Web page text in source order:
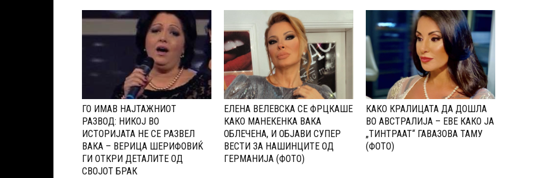
ГО ИМАВ НАЈТАЖНИОТ
РАЗВОД: НИКОЈ ВО
ИСТОРИЈАТА НЕ СЕ РАЗВЕЛ
ВАКА – ВЕРИЦА ШЕРИФОВИЌ
ГИ ОТКРИ ДЕТАЛИТЕ ОД
СВОЈОТ БРАК
ЕЛЕНА ВЕЛЕВСКА СЕ ФРЦКАШЕ
КАКО МАНЕКЕНКА ВАКА
ОБЛЕЧЕНА, И ОБЈАВИ СУПЕР
ВЕСТИ ЗА НАШИНЦИТЕ ОД
ГЕРМАНИЈА (ФОТО)
КАКО КРАЛИЦАТА ДА ДОШЛА
ВО АВСТРАЛИЈА – ЕВЕ КАКО ЈА
„ТИНТРААТ“ ГАВАЗОВА ТАМУ
(ФОТО)